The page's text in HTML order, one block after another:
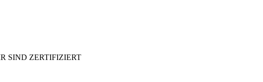
SIND ZERTIFIZIERT